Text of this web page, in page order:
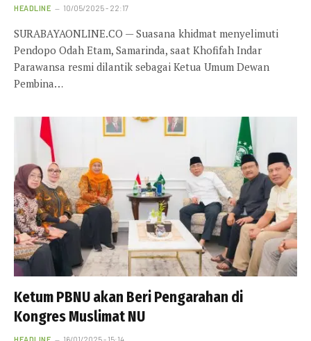
HEADLINE 10/05/2025 - 22:17
SURABAYAONLINE.CO — Suasana khidmat menyelimuti
Pendopo Odah Etam, Samarinda, saat Khofifah Indar
Parawansa resmi dilantik sebagai Ketua Umum Dewan
Pembina…
Ketum PBNU akan Beri Pengarahan di
Kongres Muslimat NU
HEADLINE 16/01/2025 - 15:14